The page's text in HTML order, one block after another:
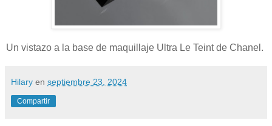
Un vistazo a la base de maquillaje Ultra Le Teint de Chanel.
Hilary en septiembre 23, 2024
Compartir